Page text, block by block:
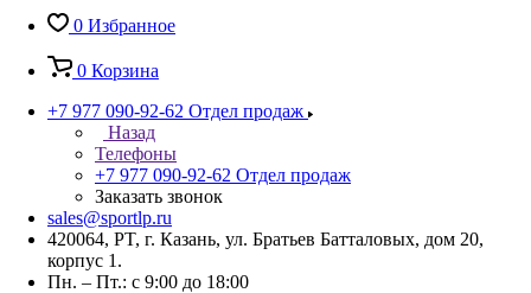
0 Избранное
0 Корзина
+7 977 090-92-62 Отдел продаж
Назад
Телефоны
+7 977 090-92-62 Отдел продаж
Заказать звонок
sales@sportlp.ru
420064, PT, г. Казань, ул. Братьев Батталовых, дом 20,
корпус 1.
Пн. – Пт.: с 9:00 до 18:00